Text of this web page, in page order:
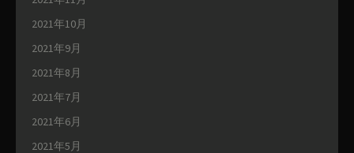
2021年10月
2021年9月
2021年8月
2021年7月
2021年6月
2021年5月